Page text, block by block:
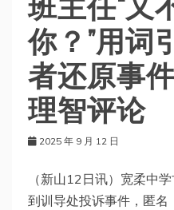
班主任“又
你？”用词
者还原事
理智评论
2025 年 9 月 12 日
（新山12日讯）宽柔中
到训导处投诉事件，匿名